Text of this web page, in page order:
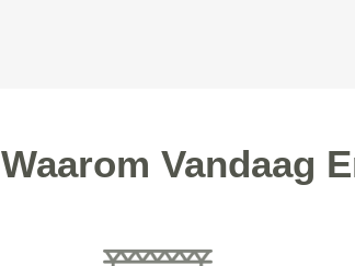
Waarom Vandaag